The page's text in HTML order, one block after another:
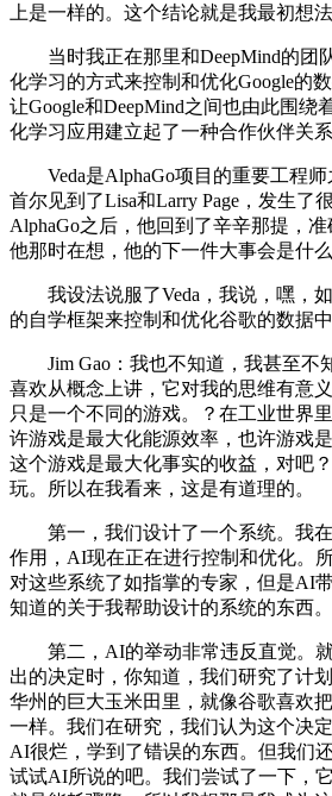
上是一样的。这个结论就是我最初想法
当时我正在那里和DeepMind的团
化学习的方式来控制和优化Google的
让Google和DeepMind之间也由此围绕
化学习应用建立起了一种合作伙伴关系
Veda是AlphaGo项目的重要工程师
首尔见到了Lisa和Larry Page，发生了
AlphaGo之后，他回到了辛辛那提，准
他那时在想，他的下一件大事会是什么
我设法说服了Veda，我说，嘿，如
的自学框架来控制和优化谷歌的数据
Jim Gao：我也不知道，我甚至不
喜欢从概念上讲，它对我的思维有意
只是一个不同的游戏。？在工业世界
许游戏是最大化能源效率，也许游戏
这个游戏是最大化事实的收益，对吧
玩。所以在我看来，这是有道理的。
第一，我们设计了一个系统。我在
作用，AI现在正在进行控制和优化。
对这些系统了如指掌的专家，但是AI
知道的关于我帮助设计的系统的东西。
第二，AI的举动非常违反直觉。就
出的决定时，你知道，我们研究了计
华州的巨大玉米田里，就像谷歌喜欢
一样。我们在研究，我们认为这个决
AI很烂，学到了错误的东西。但我们
试试AI所说的吧。我们尝试了一下，